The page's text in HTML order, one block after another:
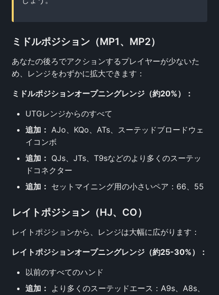
ミドルポジション（MP1、MP2）
あなたの後ろでアクションするプレイヤーが少ないた
め、レンジをわずかに拡大できます：
ミドルポジションオープニングレンジ（約20%）：
UTGレンジからのすべて
追加： AJo、KQo、ATs、スーテッドブロードウェ
イコンボ
追加： QJs、JTs、T9sなどのより多くのスーテッ
ドコネクター
追加： セットマイニング用の小さいペア：66、55
レイトポジション（HJ、CO）
レイトポジションから、レンジは大幅に広がります：
レイトポジションオープニングレンジ（約25-30%）：
以前のすべてのハンド
追加：
より多くのスーテッドエース：A9s、A8s、